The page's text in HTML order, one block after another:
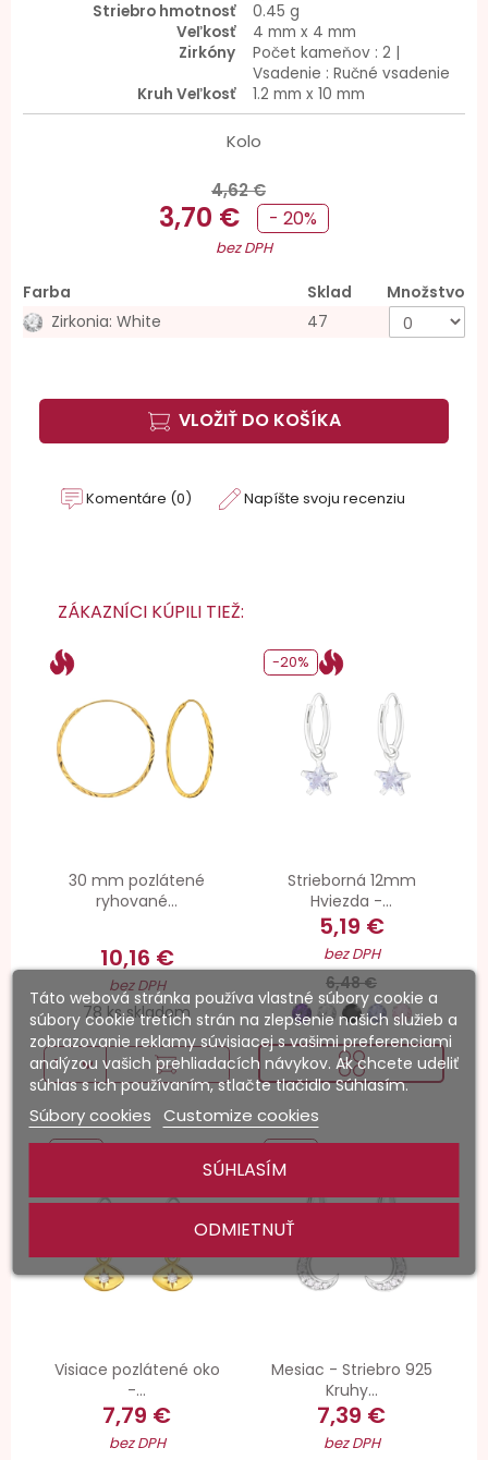
Striebro hmotnosť
0.45 g
Veľkosť
4 mm x 4 mm
Zirkóny
Počet kameňov : 2 |
Vsadenie : Ručné vsadenie
Kruh Veľkosť
1.2 mm x 10 mm
Kolo
4,62 €
3,70 € - 20%
bez DPH
Farba Sklad
Množstvo
Zirkonia: White
47
VLOŽIŤ DO KOŠÍKA
Komentáre (0) Napíšte svoju recenziu
ZÁKAZNÍCI KÚPILI TIEŽ:
30 mm pozlátené
ryhované...
10,16 €
bez DPH
78 ks skladom
Strieborná 12mm
Hviezda -...
5,19 €
bez DPH
6,48 €
-20%
Visiace pozlátené oko
-...
7,79 €
bez DPH
Mesiac - Striebro 925
Kruhy...
7,39 €
bez DPH
Táto webová stránka používa vlastné súbory cookie a
súbory cookie tretích strán na zlepšenie našich služieb a
zobrazovanie reklamy súvisiacej s vašimi preferenciami
analýzou vašich prehliadacích návykov. Ak chcete udeliť
súhlas s ich používaním, stlačte tlačidlo Súhlasím.
Súbory cookies Customize cookies
ODMIETNUŤ
SÚHLASÍM